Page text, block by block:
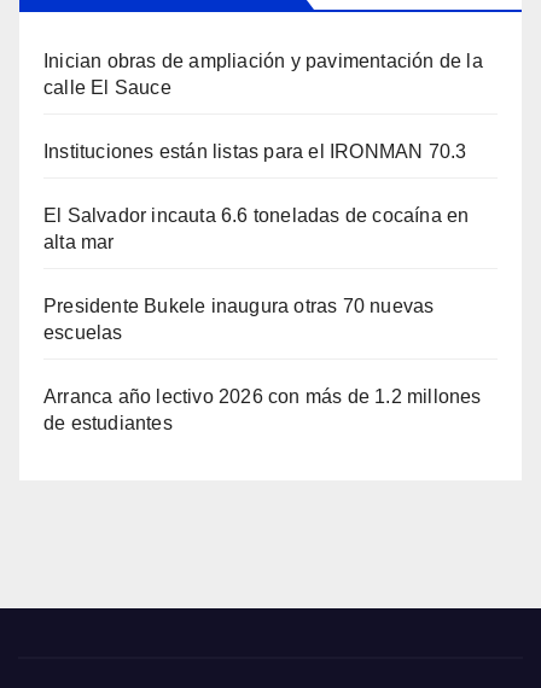
Inician obras de ampliación y pavimentación de la
calle El Sauce
Instituciones están listas para el IRONMAN 70.3
El Salvador incauta 6.6 toneladas de cocaína en
alta mar
Presidente Bukele inaugura otras 70 nuevas
escuelas
Arranca año lectivo 2026 con más de 1.2 millones
de estudiantes